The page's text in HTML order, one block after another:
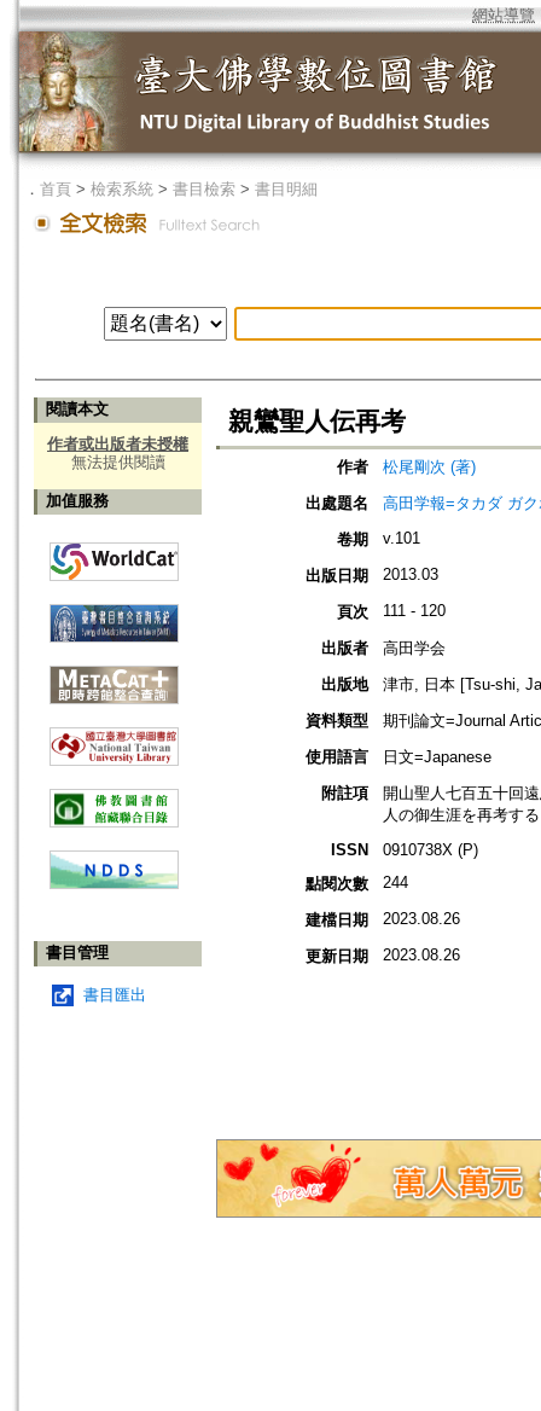
網站導覽
． 首頁 > 檢索系統 > 書目檢索 > 書目明細
閱讀本文
作者或出版者未授權
無法提供閱讀
加值服務
書目管理
書目匯出
親鸞聖人伝再考
作者
松尾剛次 (著)
出處題名
高田学報=タカダ ガ
卷期
v.101
出版日期 2013.03
頁次 111 - 120
出版者
高田学会
出版地
津市, 日本 [Tsu-shi,
資料類型
期刊論文=Journal
使用語言
日文=Japanese
附註項
開山聖人七百五十回
人の御生涯を再考する
ISSN
0910738X (P)
點閱次數
244
建檔日期 2023.08.26
更新日期 2023.08.26